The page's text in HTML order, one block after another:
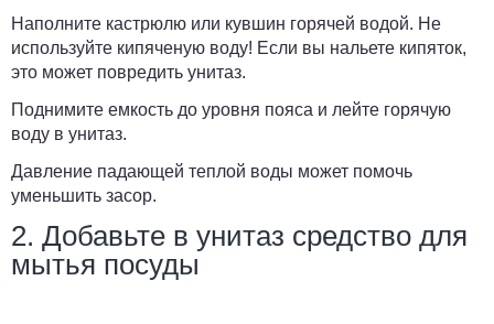
Наполните кастрюлю или кувшин горячей водой. Не
используйте кипяченую воду! Если вы нальете кипяток,
это может повредить унитаз.
Поднимите емкость до уровня пояса и лейте горячую
воду в унитаз.
Давление падающей теплой воды может помочь
уменьшить засор.
2. Добавьте в унитаз средство для
мытья посуды